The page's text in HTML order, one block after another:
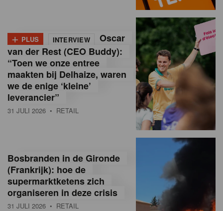
a
M
a
g
a
n
e
+ PLUS INTERVIEW
Oscar
van der Rest (CEO Buddy):
“Toen we onze entree
maakten bij Delhaize, waren
we de enige ‘kleine’
leverancier”
31 JULI 2026 • RETAIL
Bosbranden in de Gironde
(Frankrijk): hoe de
supermarktketens zich
organiseren in deze crisis
31 JULI 2026 • RETAIL